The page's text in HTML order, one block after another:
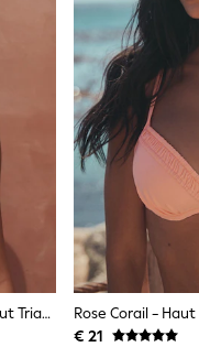
Cream Texturée/marron À Coutures - Haut Triangle De Bikini
€ 21